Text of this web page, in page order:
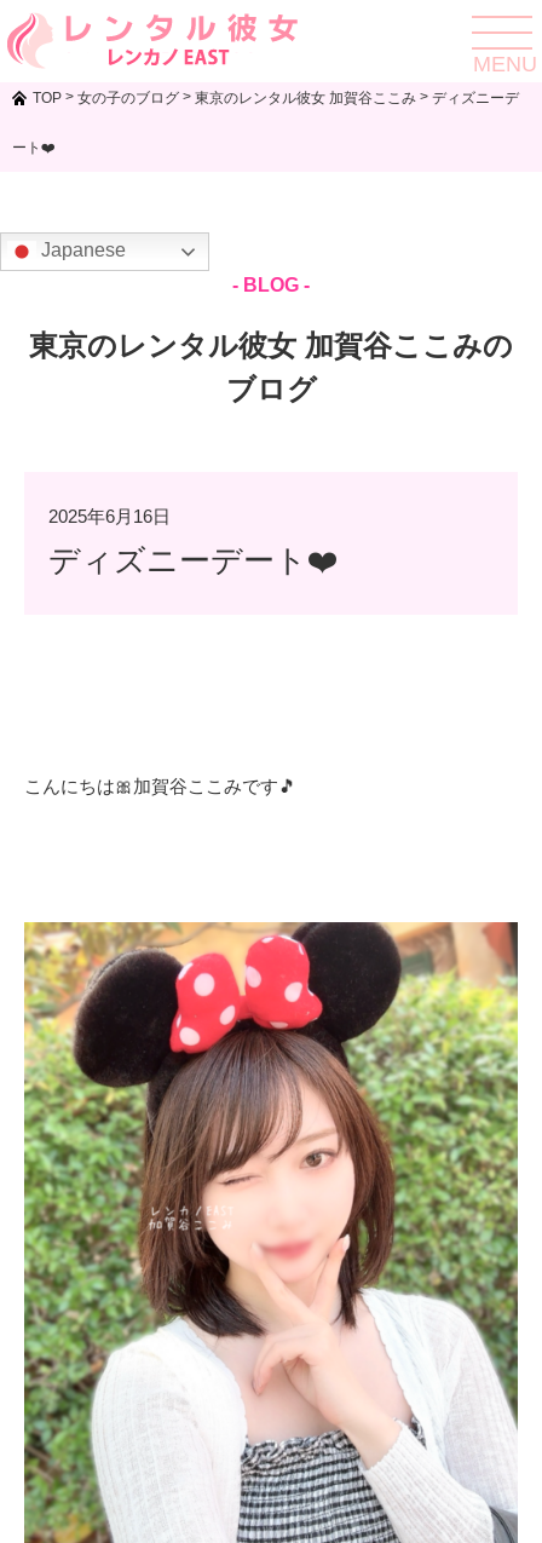
toggle
MENU
TOP > 女の子のブログ > 東京のレンタル彼女 加賀谷ここみ > ディズニーデ
ート❤️
Japanese
- BLOG -
東京のレンタル彼女 加賀谷ここみの
ブログ
2025年6月16日
ディズニーデート❤️
こんにちは🎀加賀谷ここみです🎵